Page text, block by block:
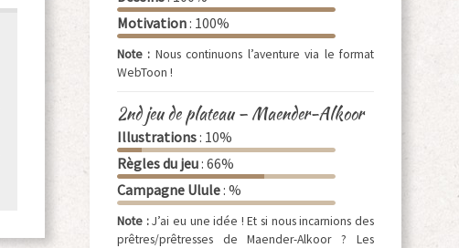
Motivation: 100%
Note : Nous continuons l’aventure via le format
WebToon !
2nd jeu de plateau – Maender-Alkoor
Illustrations: 10%
Règles du jeu: 66%
Campagne Ulule: %
Note :J’ai eu une idée ! Et si nous incarnions des
prêtres/prêtresses de Maender-Alkoor ? Les